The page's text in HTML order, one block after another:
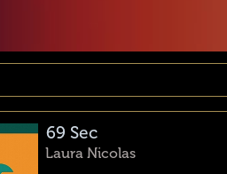
69 Sec
Laura Nicolas